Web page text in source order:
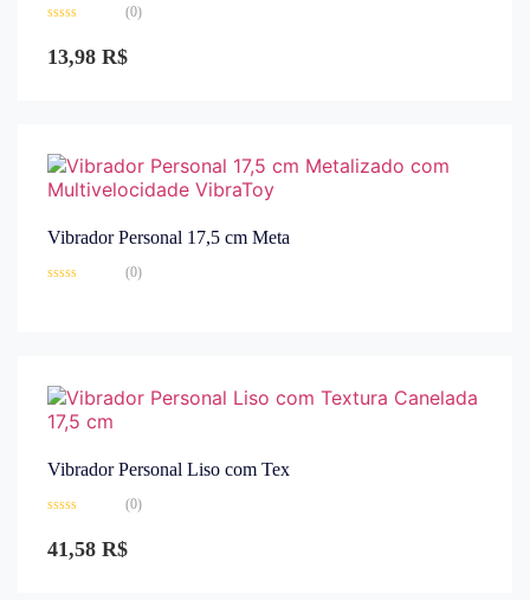
0
de
(0)
13,98 R$
Vibrador Personal 17,5 cm Meta
(0)
Vibrador Personal Liso com Tex
0
de
(0)
41,58 R$